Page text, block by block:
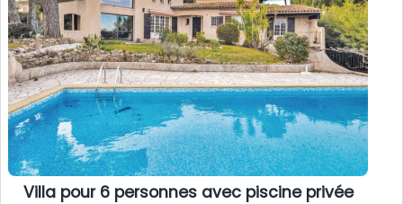
Villa pour 6 personnes avec piscine privée